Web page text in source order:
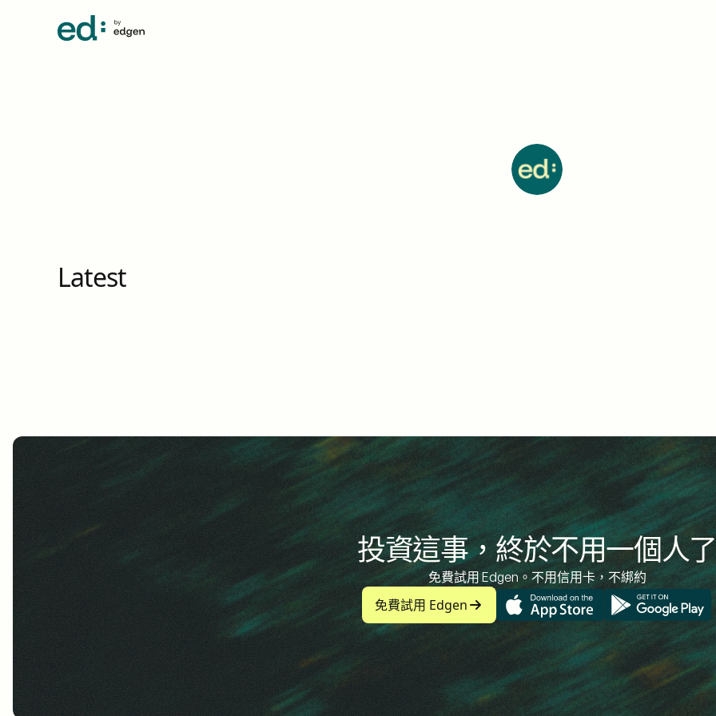
Latest
投資這事，終於不用一個人了
免費試用 Edgen。不用信用卡，不綁約
免費試用 Edgen